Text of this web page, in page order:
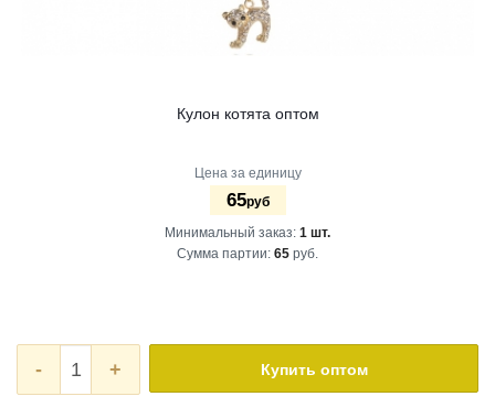
Кулон котята оптом
Цена за единицу
65руб
Минимальный заказ: 1 шт.
Сумма партии: 65 руб.
- + Купить оптом